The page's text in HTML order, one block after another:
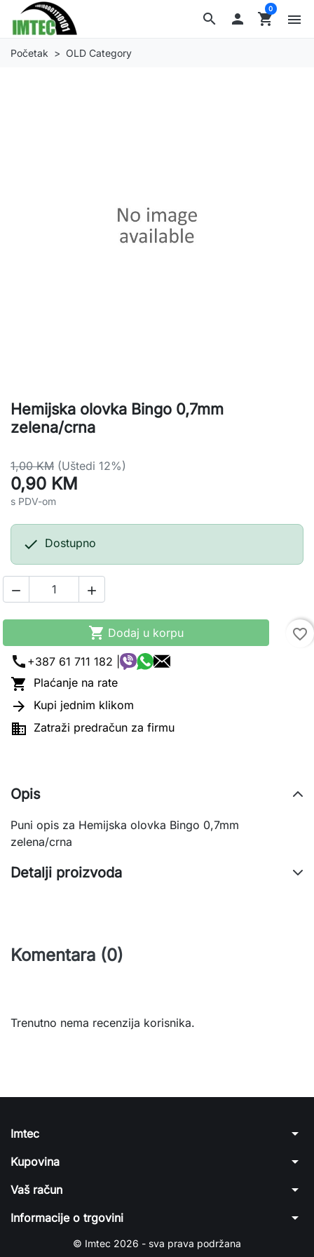
search  shopping_cart
0
menu
Početak OLD Category
Hemijska olovka Bingo 0,7mm
zelena/crna
1,00 KM (Uštedi 12%)
0,90 KM
s PDV-om
 Dostupno
 
 Dodaj u korpu
favorite_border
call +387 61 711 182 |
 Plaćanje na rate
 Kupi jednim klikom
 Zatraži predračun za firmu
Opis
Puni opis za Hemijska olovka Bingo 0,7mm
zelena/crna
Detalji proizvoda
Komentara (0)
Trenutno nema recenzija korisnika.
Imtec arrow_drop_down
Kupovina arrow_drop_down
Vaš račun arrow_drop_down
Informacije o trgovini arrow_drop_down
© Imtec 2026 - sva prava podržana